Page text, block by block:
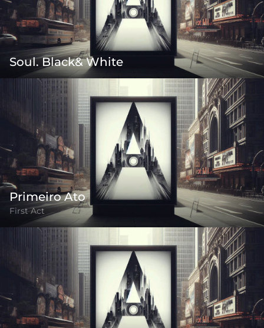
Soul. Black& White
Primeiro Ato
First Act